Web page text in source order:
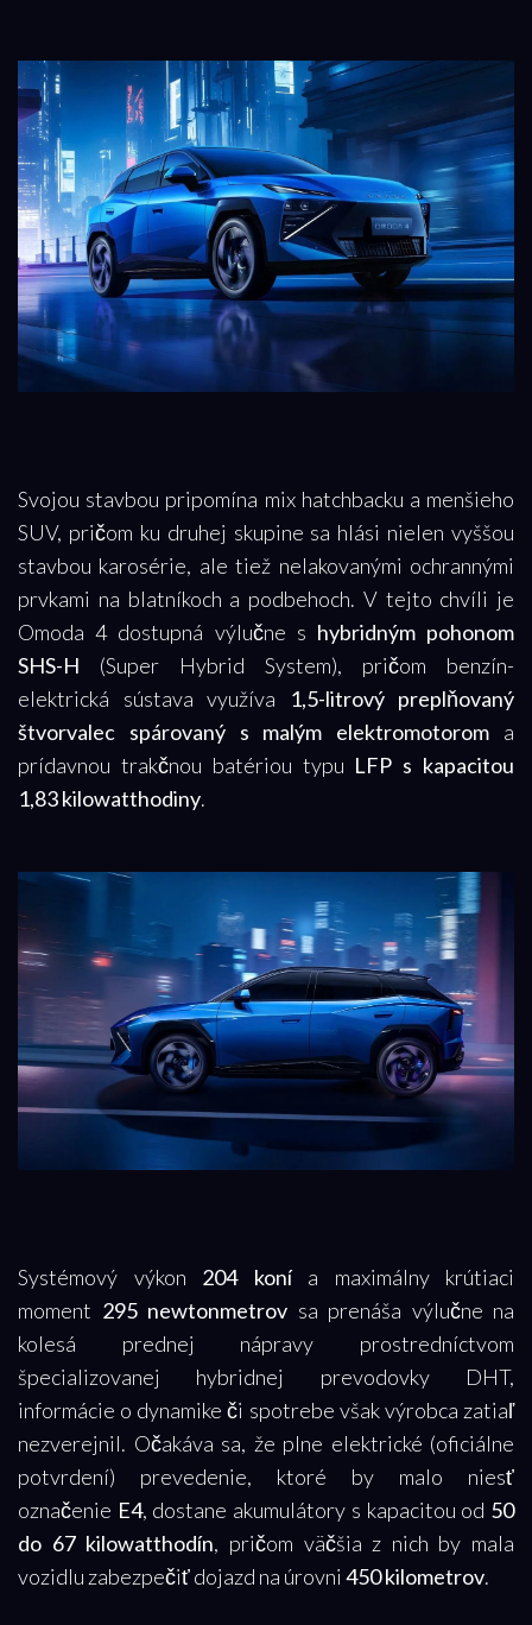
Svojou stavbou pripomína mix hatchbacku a menšieho
SUV, pričom ku druhej skupine sa hlási nielen vyššou
stavbou karosérie, ale tiež nelakovanými ochrannými
prvkami na blatníkoch a podbehoch. V tejto chvíli je
Omoda 4 dostupná výlučne s hybridným pohonom
SHS-H
(Super Hybrid System), pričom benzín-
elektrická sústava využíva
1,5-litrový preplňovaný
štvorvalec spárovaný s malým elektromotorom a
prídavnou trakčnou batériou typu LFP s kapacitou
1,83 kilowatthodiny.
Systémový výkon 204 koní
a maximálny krútiaci
moment 295 newtonmetrov sa prenáša výlučne na
kolesá prednej nápravy prostredníctvom
špecializovanej hybridnej prevodovky DHT,
informácie o dynamike či spotrebe však výrobca zatiaľ
nezverejnil. Očakáva sa, že plne elektrické (oficiálne
potvrdení) prevedenie, ktoré by malo niesť
označenie E4, dostane akumulátory s kapacitou od 50
do 67 kilowatthodín, pričom väčšia z nich by mala
vozidlu zabezpečiť dojazd na úrovni 450 kilometrov.